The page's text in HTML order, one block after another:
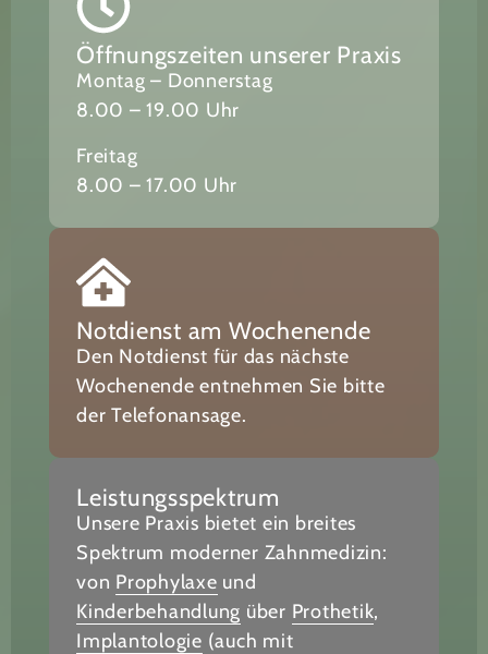
Öffnungszeiten unserer Praxis
Montag – Donnerstag
8.00 – 19.00 Uhr
Freitag
8.00 – 17.00 Uhr
Notdienst am Wochenende
Den Notdienst für das nächste
Wochenende entnehmen Sie bitte
der Telefonansage.
Leistungsspektrum
Unsere Praxis bietet ein breites
Spektrum moderner Zahnmedizin:
von Prophylaxe und
Kinderbehandlung über Prothetik,
Implantologie (auch mit